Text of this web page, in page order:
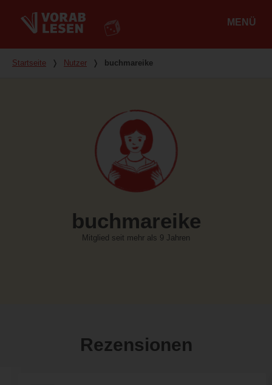
MENÜ
Du bist hier
Startseite ❭ Nutzer ❭ buchmareike
buchmareike
Mitglied seit mehr als 9 Jahren
Rezensionen